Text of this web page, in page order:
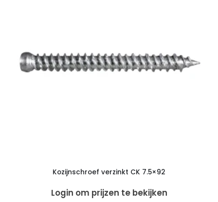
Kozijnschroef verzinkt CK 7.5×92
Login om prijzen te bekijken